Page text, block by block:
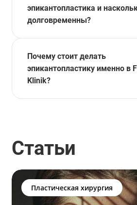
эпикантопластика и
долговременны?
Почему стоит делать
эпикантопластику именно в
Klinik?
Статьи
Пластическая хирургия